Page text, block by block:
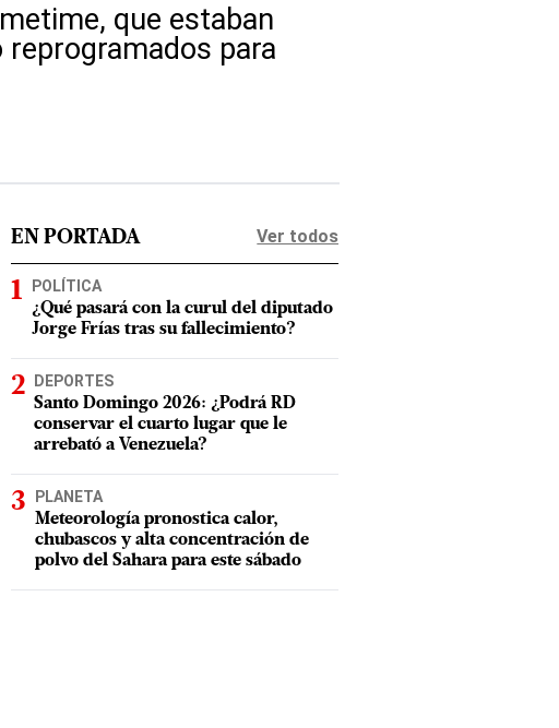
que estaban
para
EN PORTADA Ver todos
POLÍTICA
¿Qué pasará con la curul del diputado
Jorge Frías tras su fallecimiento?
DEPORTES
Santo Domingo 2026: ¿Podrá RD
conservar el cuarto lugar que le
arrebató a Venezuela?
PLANETA
Meteorología pronostica calor,
chubascos y alta concentración de
polvo del Sahara para este sábado